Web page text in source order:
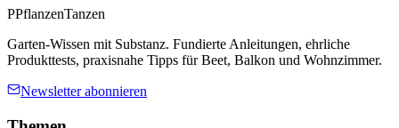
PPflanzenTanzen
Garten-Wissen mit Substanz. Fundierte Anleitungen, ehrliche
Produkttests, praxisnahe Tipps für Beet, Balkon und Wohnzimmer.
Newsletter abonnieren